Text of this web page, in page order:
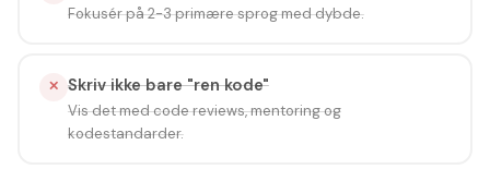
Fokusér på 2-3 primære sprog med dybde.
✕ Skriv ikke bare "ren kode"
Vis det med code reviews, mentoring og
kodestandarder.